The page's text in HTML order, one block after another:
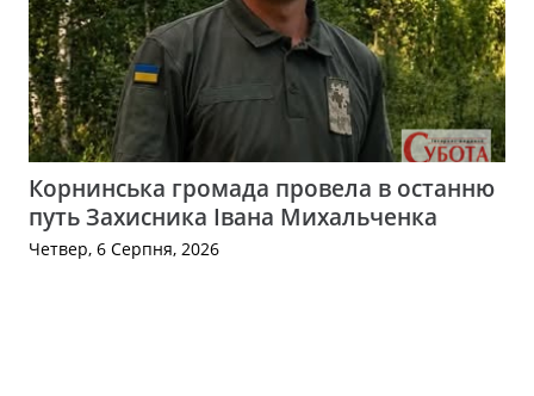
Корнинська громада провела в останню
путь Захисника Івана Михальченка
Четвер, 6 Серпня, 2026